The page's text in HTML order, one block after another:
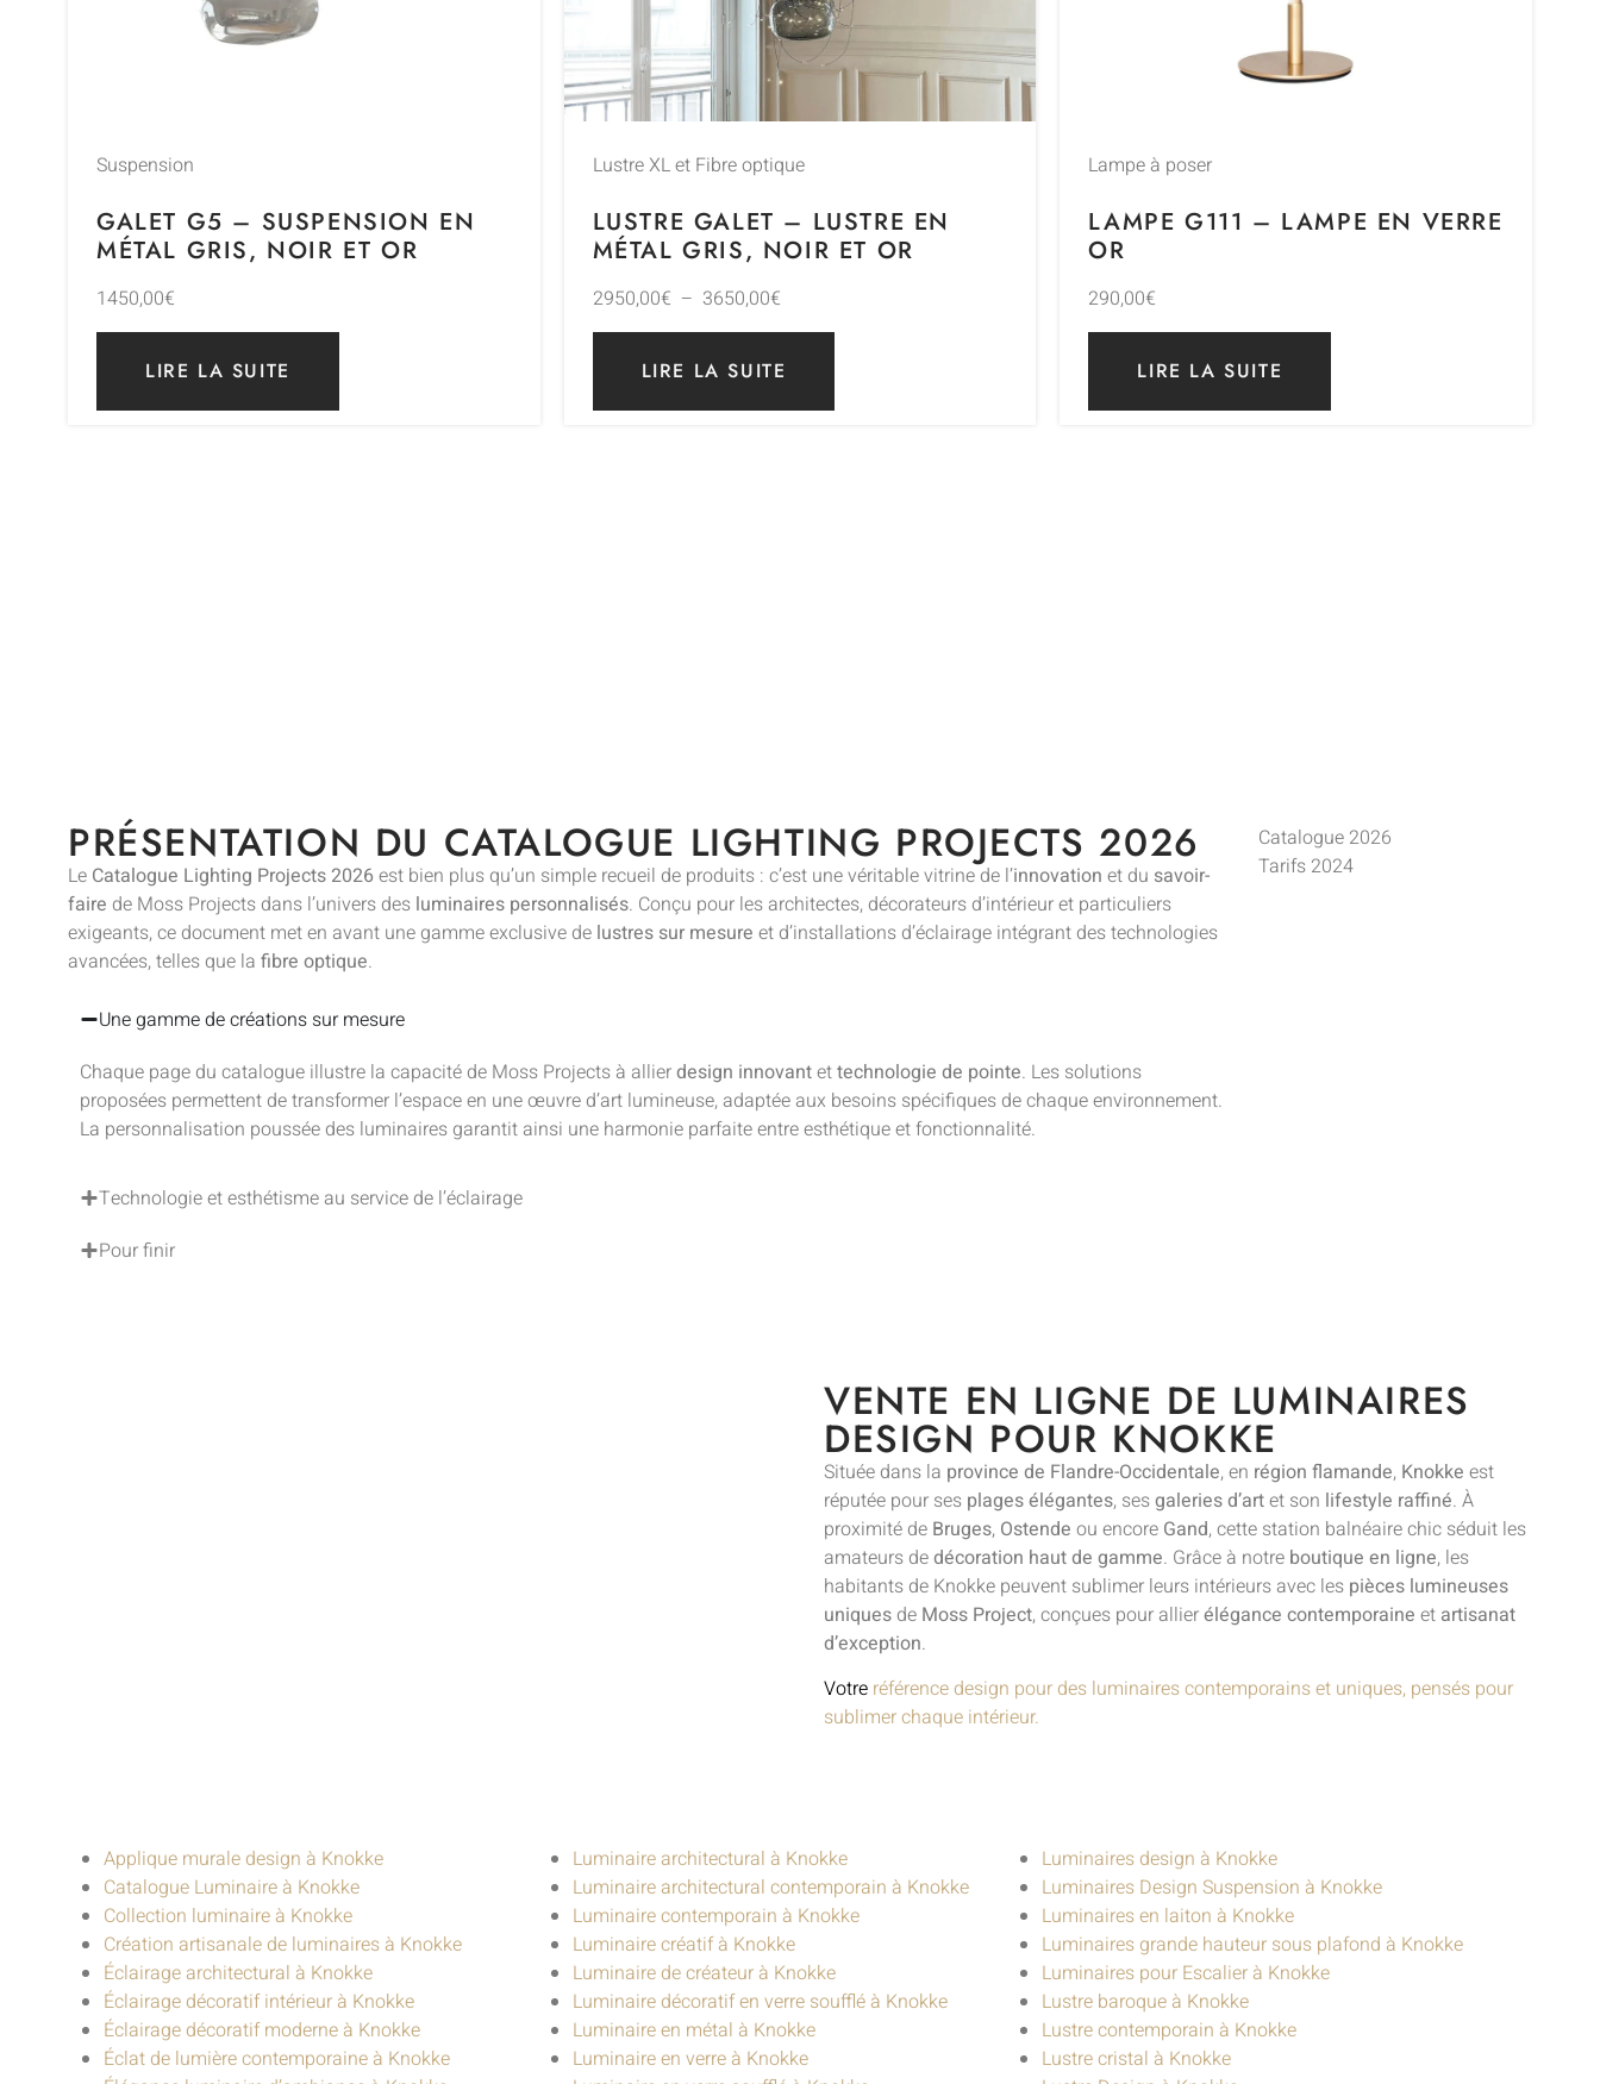
Suspension
GALET G5 – SUSPENSION EN
MÉTAL GRIS, NOIR ET OR
1450,00€
LIRE LA SUITE
Lustre XL et Fibre optique
LUSTRE GALET – LUSTRE EN
MÉTAL GRIS, NOIR ET OR
2950,00€ – 3650,00€
LIRE LA SUITE
Lampe à poser
LAMPE G111 – LAMPE EN VERRE
OR
290,00€
LIRE LA SUITE
PRÉSENTATION DU CATALOGUE LIGHTING PROJECTS 2026
Le Catalogue Lighting Projects 2026est bien plus qu’un simple recueil de produits : c’est une véritable vitrine de l’innovation et du savoir-
faire de Moss Projects dans l’univers des luminaires personnalisés. Conçu pour les architectes, décorateurs d’intérieur et particuliers
exigeants, ce document met en avant une gamme exclusive de lustres sur mesure et d’installations d’éclairage intégrant des technologies
avancées, telles que la fibre optique.
Une gamme de créations sur mesure
Chaque page du catalogue illustre la capacité de Moss Projects à allierdesign innovantettechnologie de pointe. Les solutions
proposées permettent de transformer l’espace en une œuvre d’art lumineuse, adaptée aux besoins spécifiques de chaque environnement.
La personnalisation poussée des luminaires garantit ainsi une harmonie parfaite entre esthétique et fonctionnalité.
Technologie et esthétisme au service de l’éclairage
Pour finir
Catalogue 2026
Tarifs 2024
VENTE EN LIGNE DE LUMINAIRES
DESIGN POUR KNOKKE
Située dans la province de Flandre-Occidentale, en région flamande, Knokke est
réputée pour ses plages élégantes, sesgaleries d’artet son lifestyle raffiné. À
proximité de Bruges, Ostende ou encore Gand, cette station balnéaire chic séduit les
amateurs dedécoration haut de gamme. Grâce à notre boutique en ligne, les
habitants de Knokke peuvent sublimer leurs intérieurs avec les pièces lumineuses
uniques de Moss Project, conçues pour allierélégance contemporaine et artisanat
d’exception.
Votre référence design pour des luminaires contemporains et uniques, pensés pour
sublimer chaque intérieur.
Applique murale design à Knokke
Catalogue Luminaire à Knokke
Collection luminaire à Knokke
Création artisanale de luminaires à Knokke
Éclairage architectural à Knokke
Éclairage décoratif intérieur à Knokke
Éclairage décoratif moderne à Knokke
Éclat de lumière contemporaine à Knokke
Luminaire architectural à Knokke
Luminaire architectural contemporain à Knokke
Luminaire contemporain à Knokke
Luminaire créatif à Knokke
Luminaire de créateur à Knokke
Luminaire décoratif en verre soufflé à Knokke
Luminaire en métal à Knokke
Luminaire en verre à Knokke
Luminaires design à Knokke
Luminaires Design Suspension à Knokke
Luminaires en laiton à Knokke
Luminaires grande hauteur sous plafond à Knokke
Luminaires pour Escalier à Knokke
Lustre baroque à Knokke
Lustre contemporain à Knokke
Lustre cristal à Knokke